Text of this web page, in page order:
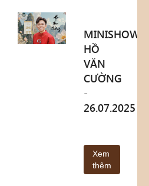
MINISHOW
HỒ
VĂN
CƯỜNG
-
26.07.2025
Xem
thêm